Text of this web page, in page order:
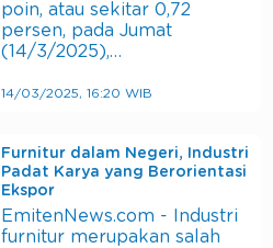
poin, atau sekitar 0,72
persen, pada Jumat
(14/3/2025),…
14/03/2025, 16:20 WIB
Furnitur dalam Negeri, Industri
Padat Karya yang Berorientasi
Ekspor
EmitenNews.com - Industri
furnitur merupakan salah